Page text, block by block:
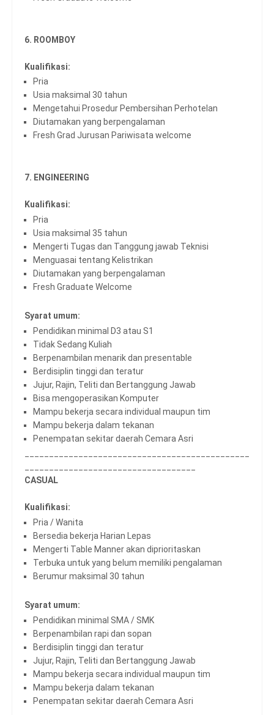
6. ROOMBOY
Kualifikasi:
Pria
Usia maksimal 30 tahun
Mengetahui Prosedur Pembersihan Perhotelan
Diutamakan yang berpengalaman
Fresh Grad Jurusan Pariwisata welcome
7. ENGINEERING
Kualifikasi:
Pria
Usia maksimal 35 tahun
Mengerti Tugas dan Tanggung jawab Teknisi
Menguasai tentang Kelistrikan
Diutamakan yang berpengalaman
Fresh Graduate Welcome
Syarat umum:
Pendidikan minimal D3 atau S1
Tidak Sedang Kuliah
Berpenambilan menarik dan presentable
Berdisiplin tinggi dan teratur
Jujur, Rajin, Teliti dan Bertanggung Jawab
Bisa mengoperasikan Komputer
Mampu bekerja secara individual maupun tim
Mampu bekerja dalam tekanan
Penempatan sekitar daerah Cemara Asri
CASUAL
Kualifikasi:
Pria / Wanita
Bersedia bekerja Harian Lepas
Mengerti Table Manner akan diprioritaskan
Terbuka untuk yang belum memiliki pengalaman
Berumur maksimal 30 tahun
Syarat umum:
Pendidikan minimal SMA / SMK
Berpenambilan rapi dan sopan
Berdisiplin tinggi dan teratur
Jujur, Rajin, Teliti dan Bertanggung Jawab
Mampu bekerja secara individual maupun tim
Mampu bekerja dalam tekanan
Penempatan sekitar daerah Cemara Asri